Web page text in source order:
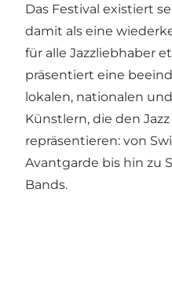
Das Festival existiert
damit als eine
für alle Jazzliebhaber
präsentiert eine
lokalen, nationalen
Künstlern, die den
repräsentieren: von
Avantgarde bis hin zu
Bands.